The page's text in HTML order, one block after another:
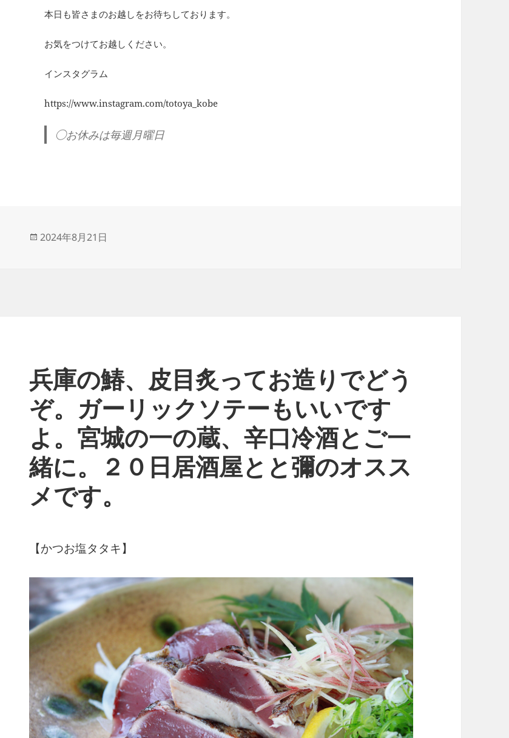
本日も皆さまのお越しをお待ちしております。
お気をつけてお越しください。
インスタグラム
https://www.instagram.com/totoya_kobe
◯お休みは毎週月曜日
投
2024年8月21日
兵庫の鰆、皮目炙ってお造りでどう
ぞ。ガーリックソテーもいいです
よ。宮城の一の蔵、辛口冷酒とご一
緒に。２０日居酒屋とと彌のオスス
メです。
【かつお塩タタキ】